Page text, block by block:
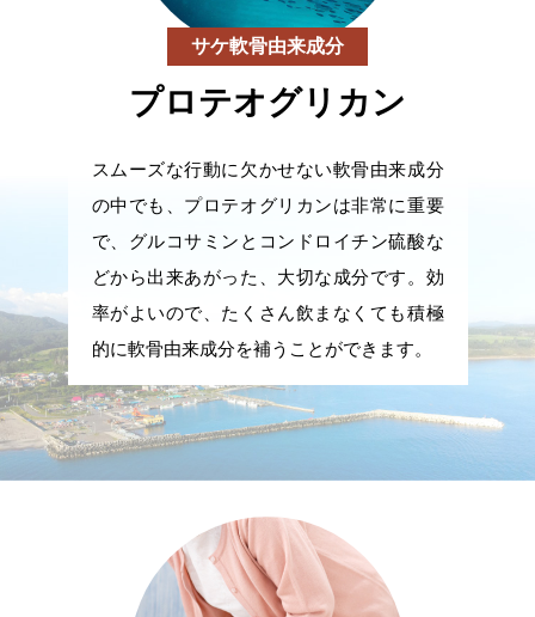
サケ軟骨由来成分
プロテオグリカン
スムーズな行動に欠かせない軟骨由来成分
の中でも、プロテオグリカンは非常に重要
で、グルコサミンとコンドロイチン硫酸な
どから出来あがった、大切な成分です。効
率がよいので、たくさん飲まなくても積極
的に軟骨由来成分を補うことができます。